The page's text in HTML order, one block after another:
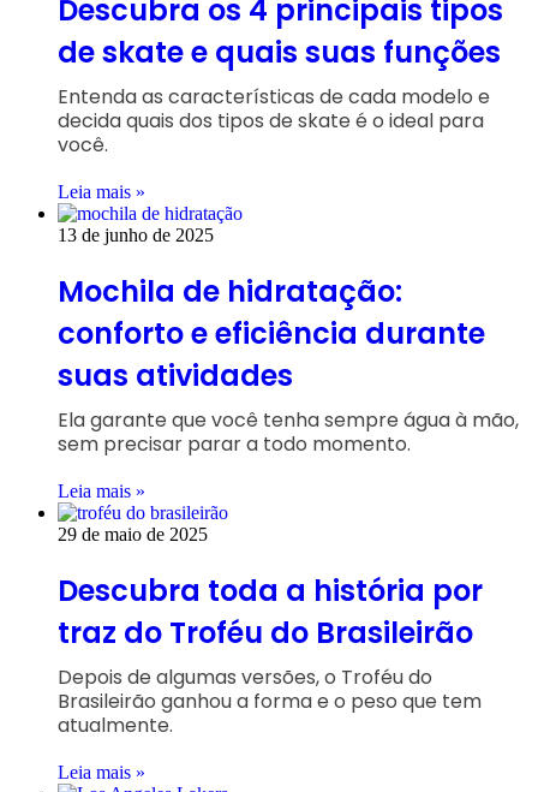
Descubra os 4 principais tipos
de skate e quais suas funções
Entenda as características de cada modelo e
decida quais dos tipos de skate é o ideal para
você.
Leia mais »
13 de junho de 2025
Mochila de hidratação:
conforto e eficiência durante
suas atividades
Ela garante que você tenha sempre água à mão,
sem precisar parar a todo momento.
Leia mais »
29 de maio de 2025
Descubra toda a história por
traz do Troféu do Brasileirão
Depois de algumas versões, o Troféu do
Brasileirão ganhou a forma e o peso que tem
atualmente.
Leia mais »